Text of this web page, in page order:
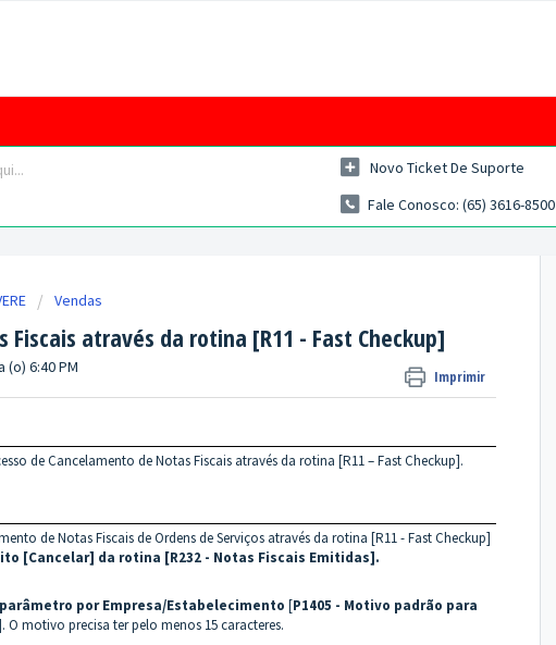
Novo Ticket De Suporte
Fale Conosco: (65) 3616-8500
Vendas
Fiscais através da rotina [R11 - Fast Checkup]
Imprimir
6:40 PM
de Cancelamento de Notas Fiscais através da rotina [R11 – Fast Checkup].
de Notas Fiscais de Ordens de Serviços através da rotina [R11 - Fast Checkup]
[Cancelar] da rotina [R232 - Notas Fiscais Emitidas].
por Empresa/Estabelecimento [P1405 - Motivo padrão para
O motivo precisa ter pelo menos 15 caracteres.